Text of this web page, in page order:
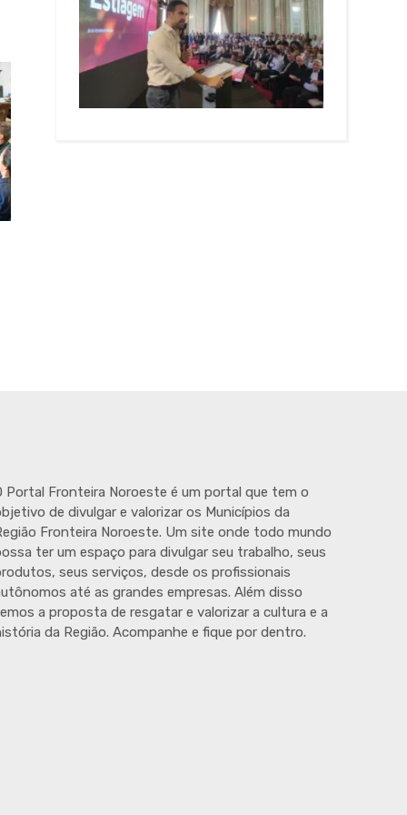
Portal Fronteira Noroeste é um portal que tem o
de divulgar e valorizar os Municípios da
Fronteira Noroeste. Um site onde todo mundo
ter um espaço para divulgar seu trabalho, seus
seus serviços, desde os profissionais
até as grandes empresas. Além disso
a proposta de resgatar e valorizar a cultura e a
da Região. Acompanhe e fique por dentro.